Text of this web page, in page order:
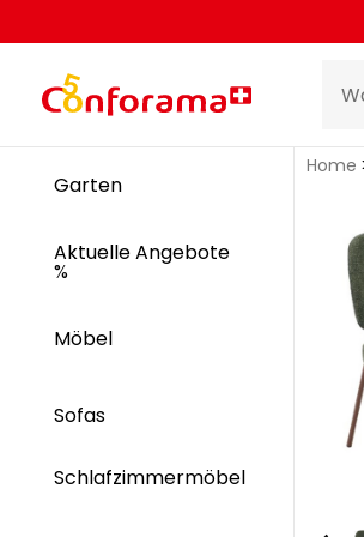
Garten
Aktuelle Angebote
%
Möbel
Sofas
Schlafzimmermöbel
Home